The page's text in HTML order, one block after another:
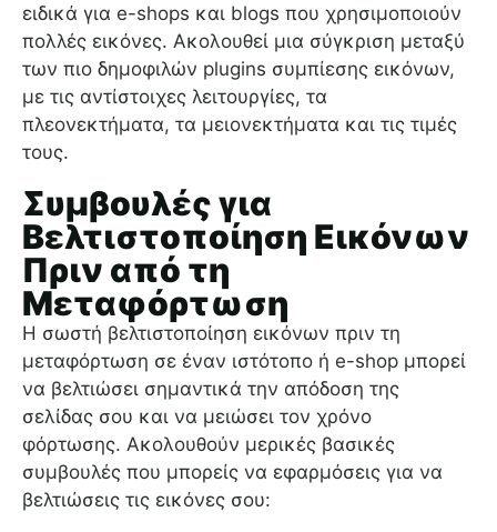
ειδικά για e-shops και blogs που χρησιμοποιούν
πολλές εικόνες. Ακολουθεί μια σύγκριση μεταξύ
των πιο δημοφιλών plugins συμπίεσης εικόνων,
με τις αντίστοιχες λειτουργίες, τα
πλεονεκτήματα, τα μειονεκτήματα και τις τιμές
τους.
Συμβουλές για
Βελτιστοποίηση Εικόνων
Πριν από τη
Μεταφόρτωση
Η σωστή βελτιστοποίηση εικόνων πριν τη
μεταφόρτωση σε έναν ιστότοπο ή e-shop μπορεί
να βελτιώσει σημαντικά την απόδοση της
σελίδας σου και να μειώσει τον χρόνο
φόρτωσης. Ακολουθούν μερικές βασικές
συμβουλές που μπορείς να εφαρμόσεις για να
βελτιώσεις τις εικόνες σου: